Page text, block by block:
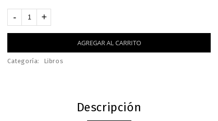
AGREGAR AL CARRITO
Categoría: Libros
Descripción